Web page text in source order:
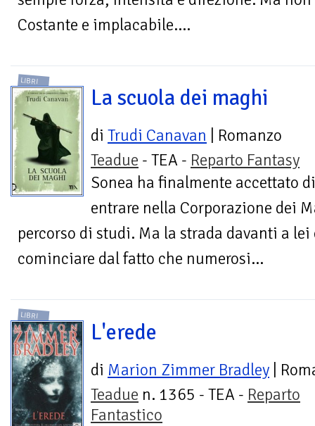
Costante e implacabile....
LIBRI
La scuola dei maghi
di Trudi Canavan | Romanzo
Teadue - TEA - Reparto Fantasy
Sonea ha finalmente accettato di
entrare nella Corporazione dei
percorso di studi. Ma la strada davanti a
cominciare dal fatto che numerosi...
LIBRI
L'erede
di Marion Zimmer Bradley |
Teadue n. 1365 - TEA - Reparto
Fantastico